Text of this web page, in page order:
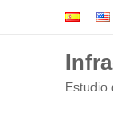
Estudio